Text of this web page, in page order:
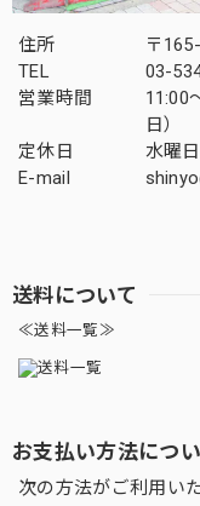
住所
〒
TEL
03-
営業時間
11:00
日）
定休日
水曜
E-mail
送料について
≪送料一覧≫
お支払い方法につ
次の方法がご利用い